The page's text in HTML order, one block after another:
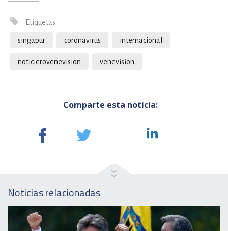
Etiquetas:
singapur coronavirus internacional
noticierovenevision venevision
Comparte esta noticia:
Noticias relacionadas